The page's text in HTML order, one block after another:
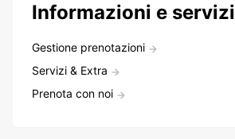
Informazioni e servizi
Gestione prenotazioni
Servizi & Extra
Prenota con noi